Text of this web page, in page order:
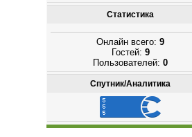
Статистика
Онлайн всего:9
Гостей: 9
Пользователей:0
Спутник/Аналитика